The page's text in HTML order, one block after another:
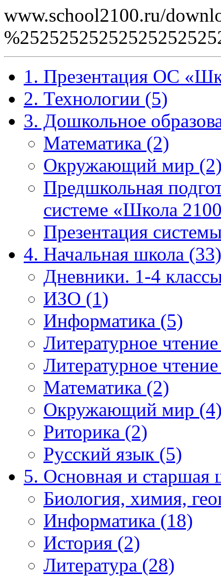
www.school2100.ru/
1. Презентация ОС
2. Технологии (5)
3. Дошкольное
Математика (2)
Окружающий мир
Предшкольная
системе «Школа
Презентация
4. Начальная школа (33)
Дневники. 1-4
ИЗО (1)
Информатика (5)
Литературное
Литературное
Математика (2)
Окружающий мир
Риторика (2)
Русский язык (5)
5. Основная и старшая
Биология, химия,
Информатика (18)
История (2)
Литература (28)